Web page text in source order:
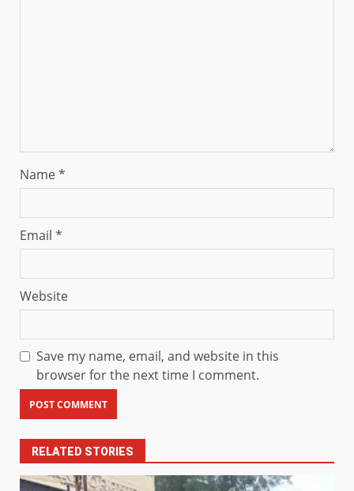
Name*
Email *
Website
Save my name, email, and website in this
browser for the next time I comment.
RELATED STORIES